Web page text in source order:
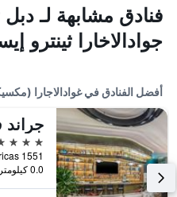
فنادق مشابهة لـ
جوادالاخارا ثينترو
أفضل الفنادق في غوادالاجارا
5 نجوم
0.0 كيلومتر عن وسط المدينة